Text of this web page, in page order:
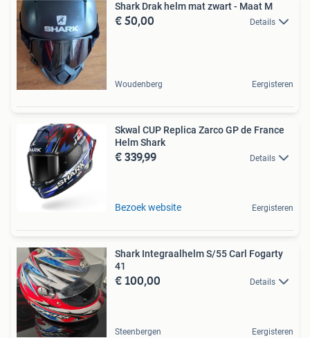
Shark Drak helm mat zwart - Maat M
€ 50,00 Details
Woudenberg Eergisteren
Skwal CUP Replica Zarco GP de France
Helm Shark
€ 339,99 Details
Bezoek website Eergisteren
Shark Integraalhelm S/55 Carl Fogarty
41
€ 100,00 Details
Steenbergen Eergisteren